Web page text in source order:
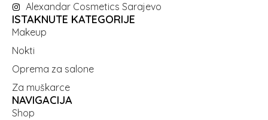
Alexandar Cosmetics Sarajevo
ISTAKNUTE KATEGORIJE
Makeup
Nokti
Oprema za salone
Za muškarce
NAVIGACIJA
Shop